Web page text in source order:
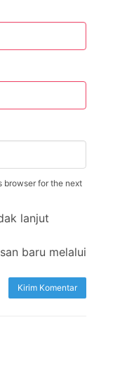
browser for the next
lanjut
baru melalui